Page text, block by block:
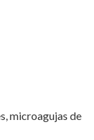
microagujas de